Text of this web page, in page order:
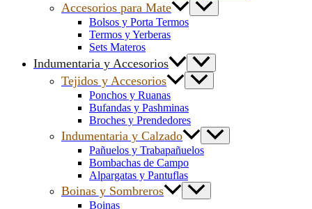
Accesorios para Mate
Bolsos y Porta Termos
Termos y Yerberas
Sets Materos
Indumentaria y Accesorios
Tejidos y Accesorios
Ponchos y Ruanas
Bufandas y Pashminas
Broches y Prendedores
Indumentaria y Calzado
Pañuelos y Trabapañuelos
Bombachas de Campo
Alpargatas y Pantuflas
Boinas y Sombreros
Boinas